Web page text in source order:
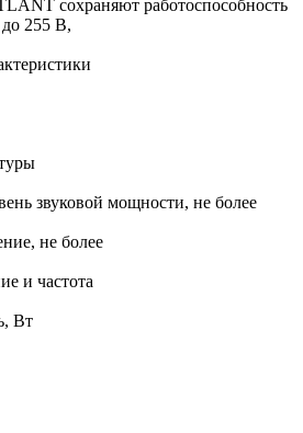
сохраняют работоспособность
255 В,
звуковой мощности, не более
не более
и частота
Вт